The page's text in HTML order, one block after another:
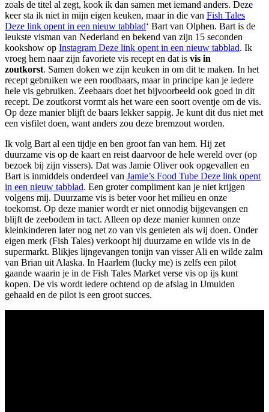
zoals de titel al zegt, kook ik dan samen met iemand anders. Deze
keer sta ik niet in mijn eigen keuken, maar in die van Fish Tales
Deze link opent in een nieuw tabblad‘ Bart van Olphen. Bart is de
leukste visman van Nederland en bekend van zijn 15 seconden
kookshow op Instagram Deze link opent in een nieuw tabblad. Ik
vroeg hem naar zijn favoriete vis recept en dat is vis in
zoutkorst. Samen doken we zijn keuken in om dit te maken. In het
recept gebruiken we een roodbaars, maar in principe kan je iedere
hele vis gebruiken. Zeebaars doet het bijvoorbeeld ook goed in dit
recept. De zoutkorst vormt als het ware een soort oventje om de vis.
Op deze manier blijft de baars lekker sappig. Je kunt dit dus niet met
een visfilet doen, want anders zou deze bremzout worden.
Ik volg Bart al een tijdje en ben groot fan van hem. Hij zet
duurzame vis op de kaart en reist daarvoor de hele wereld over (op
bezoek bij zijn vissers). Dat was Jamie Oliver ook opgevallen en
Bart is inmiddels onderdeel van Jamie’s Food Tube Deze link opent
in een nieuw tabblad. Een groter compliment kan je niet krijgen
volgens mij. Duurzame vis is beter voor het milieu en onze
toekomst. Op deze manier wordt er niet onnodig bijgevangen en
blijft de zeebodem in tact. Alleen op deze manier kunnen onze
kleinkinderen later nog net zo van vis genieten als wij doen. Onder
eigen merk (Fish Tales) verkoopt hij duurzame en wilde vis in de
supermarkt. Blikjes lijngevangen tonijn van visser Ali en wilde zalm
van Brian uit Alaska. In Haarlem (lucky me) is zelfs een pilot
gaande waarin je in de Fish Tales Market verse vis op ijs kunt
kopen. De vis wordt iedere ochtend op de afslag in IJmuiden
gehaald en de pilot is een groot succes.